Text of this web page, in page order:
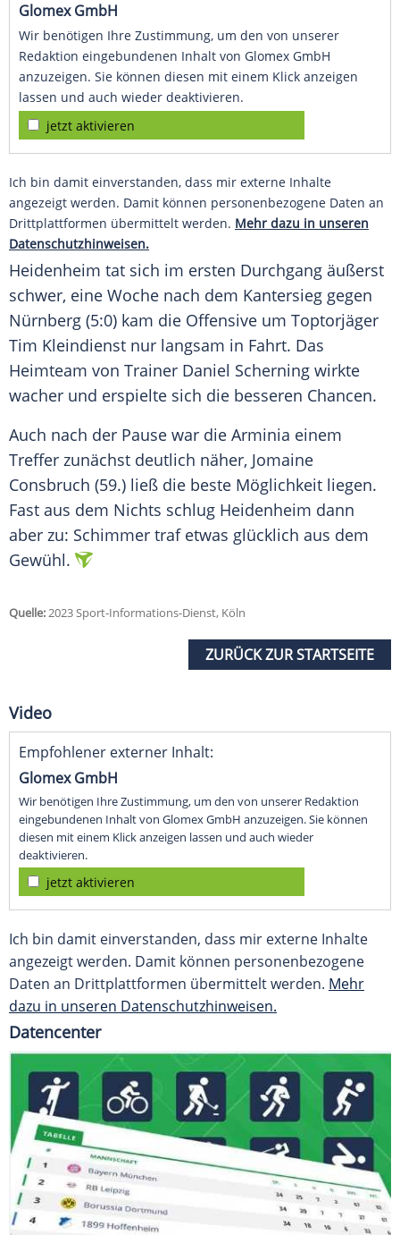
Glomex GmbH
Wir benötigen Ihre Zustimmung, um den von unserer
Redaktion eingebundenen Inhalt von Glomex GmbH
anzuzeigen. Sie können diesen mit einem Klick anzeigen
lassen und auch wieder deaktivieren.
jetzt aktivieren
Ich bin damit einverstanden, dass mir externe Inhalte
angezeigt werden. Damit können personenbezogene Daten an
Drittplattformen übermittelt werden. Mehr dazu in unseren
Datenschutzhinweisen.
Heidenheim tat sich im ersten Durchgang äußerst
schwer, eine Woche nach dem Kantersieg gegen
Nürnberg (5:0) kam die Offensive um Toptorjäger
Tim Kleindienst nur langsam in Fahrt. Das
Heimteam von Trainer Daniel Scherning wirkte
wacher und erspielte sich die besseren Chancen.
Auch nach der Pause war die Arminia einem
Treffer zunächst deutlich näher, Jomaine
Consbruch (59.) ließ die beste Möglichkeit liegen.
Fast aus dem Nichts schlug Heidenheim dann
aber zu: Schimmer traf etwas glücklich aus dem
Gewühl.
Quelle:2023 Sport-Informations-Dienst, Köln
ZURÜCK ZUR STARTSEITE
Video
Empfohlener externer Inhalt:
Glomex GmbH
Wir benötigen Ihre Zustimmung, um den von unserer Redaktion
eingebundenen Inhalt von Glomex GmbH anzuzeigen. Sie können
diesen mit einem Klick anzeigen lassen und auch wieder
deaktivieren.
jetzt aktivieren
Ich bin damit einverstanden, dass mir externe Inhalte
angezeigt werden. Damit können personenbezogene
Daten an Drittplattformen übermittelt werden. Mehr
dazu in unseren Datenschutzhinweisen.
Datencenter